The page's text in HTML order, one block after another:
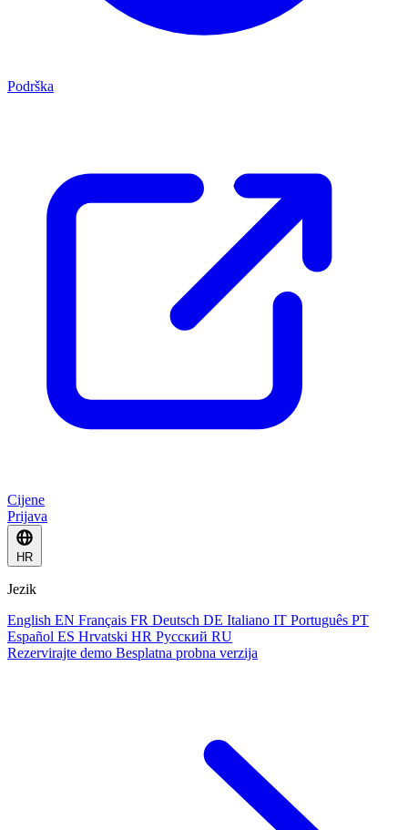
Podrška
Cijene
Prijava
HR
Jezik
English EN Français FR Deutsch DE Italiano IT Português PT
Español ES Hrvatski HR Русский RU
Rezervirajte demo Besplatna probna verzija